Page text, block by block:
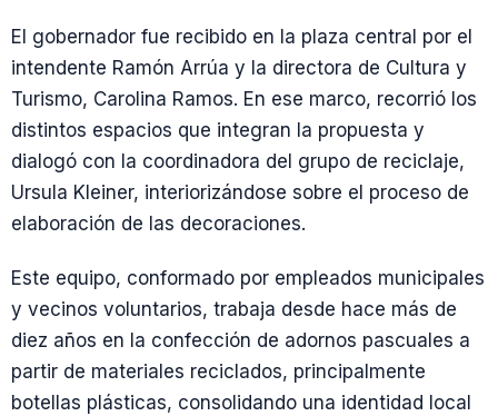
El gobernador fue recibido en la plaza central por el
intendente Ramón Arrúa y la directora de Cultura y
Turismo, Carolina Ramos. En ese marco, recorrió los
distintos espacios que integran la propuesta y
dialogó con la coordinadora del grupo de reciclaje,
Ursula Kleiner, interiorizándose sobre el proceso de
elaboración de las decoraciones.
Este equipo, conformado por empleados municipales
y vecinos voluntarios, trabaja desde hace más de
diez años en la confección de adornos pascuales a
partir de materiales reciclados, principalmente
botellas plásticas, consolidando una identidad local